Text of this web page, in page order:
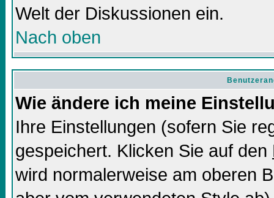
Welt der Diskussionen ein.
Nach oben
Wie ändere ich meine
Ihre Einstellungen (sofern Sie
gespeichert. Klicken Sie auf den
wird normalerweise am oberen